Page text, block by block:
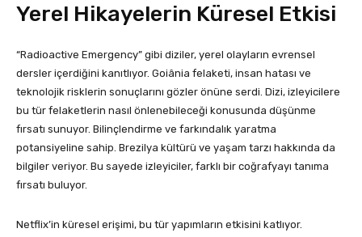
Yerel Hikayelerin Küresel Etkisi
“Radioactive Emergency” gibi diziler, yerel olayların evrensel
dersler içerdiğini kanıtlıyor. Goiânia felaketi, insan hatası ve
teknolojik risklerin sonuçlarını gözler önüne serdi. Dizi, izleyicilere
bu tür felaketlerin nasıl önlenebileceği konusunda düşünme
fırsatı sunuyor. Bilinçlendirme ve farkındalık yaratma
potansiyeline sahip. Brezilya kültürü ve yaşam tarzı hakkında da
bilgiler veriyor. Bu sayede izleyiciler, farklı bir coğrafyayı tanıma
fırsatı buluyor.
Netflix’in küresel erişimi, bu tür yapımların etkisini katlıyor.